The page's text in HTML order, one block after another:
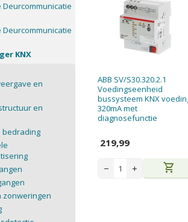
ABB SV/S30.320.2.1
Voedingseenheid
bussysteem KNX
320mA met
diagnosefunctie
219,99
− + shopping_cart
Deurcommunicatie
Deurcommunicatie
KNX
en
en
bedrading
zonweringen